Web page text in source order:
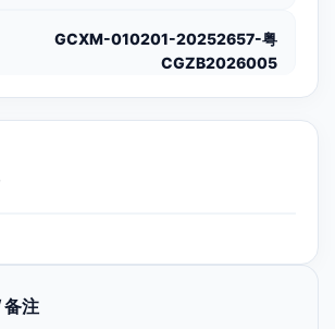
GCXM-010201-20252657-粤
CGZB2026005
备注